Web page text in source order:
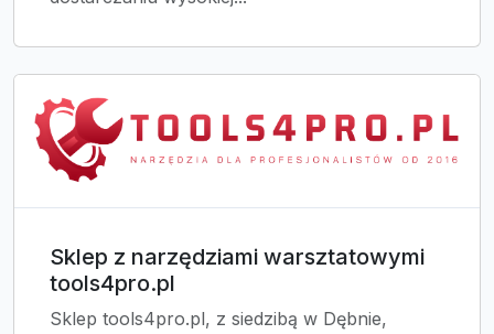
Sklep z narzędziami warsztatowymi
tools4pro.pl
Sklep tools4pro.pl, z siedzibą w Dębnie,